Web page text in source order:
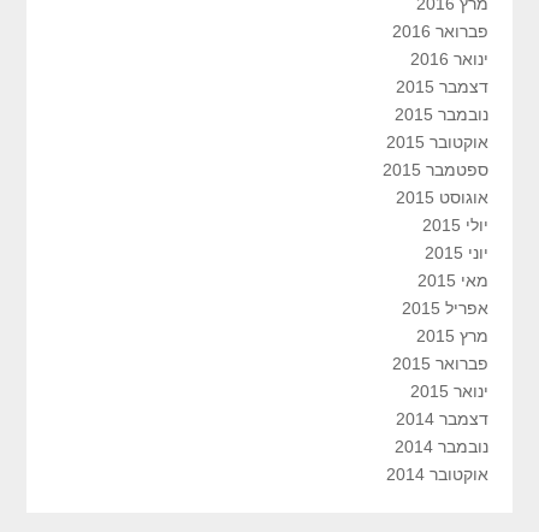
מרץ 2016
פברואר 2016
ינואר 2016
דצמבר 2015
נובמבר 2015
אוקטובר 2015
ספטמבר 2015
אוגוסט 2015
יולי 2015
יוני 2015
מאי 2015
אפריל 2015
מרץ 2015
פברואר 2015
ינואר 2015
דצמבר 2014
נובמבר 2014
אוקטובר 2014